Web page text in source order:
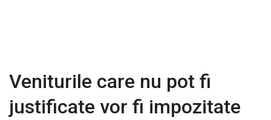
Veniturile care nu pot fi
justificate vor fi impozitate